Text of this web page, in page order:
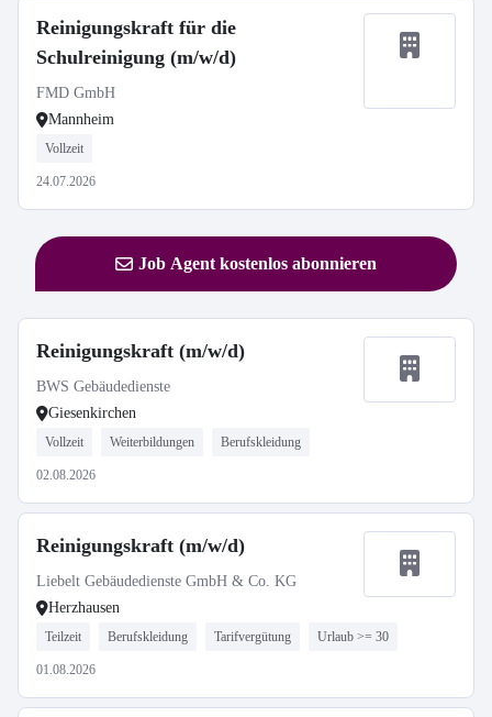
Reinigungskraft für die
Schulreinigung (m/w/d)
FMD GmbH
Mannheim
Vollzeit
24.07.2026
Job Agent kostenlos abonnieren
Reinigungskraft (m/w/d)
BWS Gebäudedienste
Giesenkirchen
Vollzeit Weiterbildungen Berufskleidung
02.08.2026
Reinigungskraft (m/w/d)
Liebelt Gebäudedienste GmbH & Co. KG
Herzhausen
Teilzeit Berufskleidung Tarifvergütung Urlaub >= 30
01.08.2026